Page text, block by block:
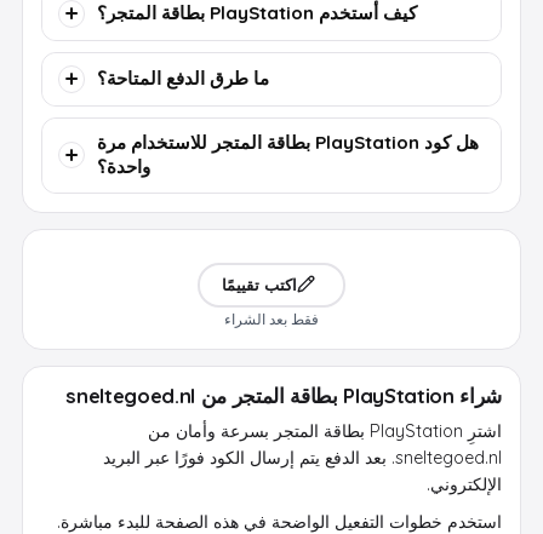
كيف أستخدم PlayStation بطاقة المتجر؟
ما طرق الدفع المتاحة؟
هل كود PlayStation بطاقة المتجر للاستخدام مرة
واحدة؟
اكتب تقييمًا
فقط بعد الشراء
شراء PlayStation بطاقة المتجر من sneltegoed.nl
اشترِ PlayStation بطاقة المتجر بسرعة وأمان من
sneltegoed.nl. بعد الدفع يتم إرسال الكود فورًا عبر البريد
الإلكتروني.
استخدم خطوات التفعيل الواضحة في هذه الصفحة للبدء مباشرة.